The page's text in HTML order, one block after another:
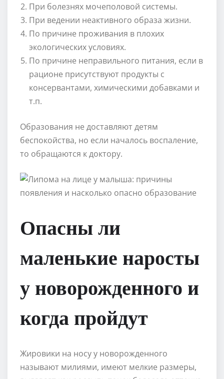
При болезнях мочеполовой системы.
При ведении неактивного образа жизни.
По причине проживания в плохих
экологических условиях.
По причине неправильного питания, если в
рационе присутствуют продукты с
консервантами, химическими добавками и
т.п.
Образования не доставляют детям
беспокойства, но если началось воспаление,
то обращаются к доктору.
Опасны ли
маленькие наросты
у новорожденного и
когда пройдут
Жировики на носу у новорожденного
называют милиями, имеют мелкие размеры,